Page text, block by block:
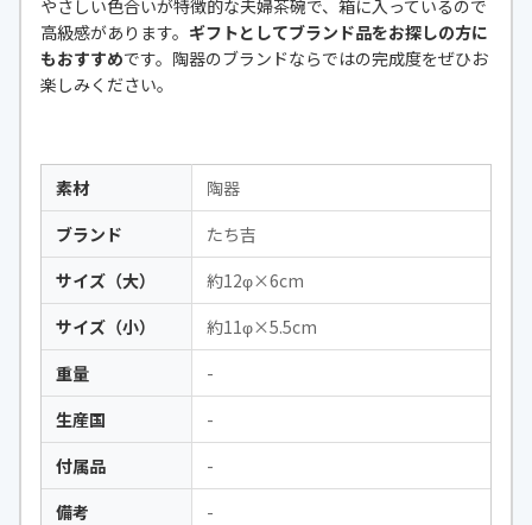
やさしい色合いが特徴的な夫婦茶碗で、箱に入っているので
高級感があります。 ギフトとしてブランド品をお探しの方に
もおすすめです。陶器のブランドならではの完成度をぜひお
楽しみください。
素材
陶器
ブランド
たち吉
サイズ（大）
約12φ×6cm
サイズ（小）
約11φ×5.5cm
重量
-
生産国
-
付属品
-
備考
-